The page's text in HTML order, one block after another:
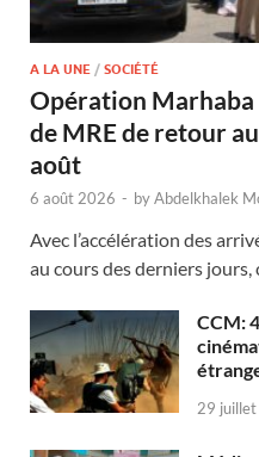
A LA UNE / SOCIÉTÉ
Opération Marhaba
de MRE de retour
août
6 août 2026 - byAbdelkhalek
Avec l’accélération des
au cours des derniers jours,
CCM:
29